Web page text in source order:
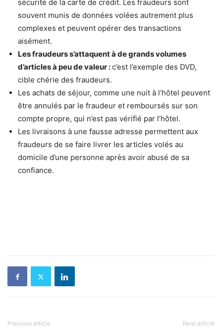
sécurité de la carte de crédit. Les fraudeurs sont
souvent munis de données volées autrement plus
complexes et peuvent opérer des transactions
aisément.
Les fraudeurs s’attaquent à de grands volumes
d’articles à peu de valeur :c’est l’exemple des DVD,
cible chérie des fraudeurs.
Les achats de séjour, comme une nuit à l’hôtel peuvent
être annulés par le fraudeur et remboursés sur son
compte propre, qui n’est pas vérifié par l’hôtel.
Les livraisons à une fausse adresse permettent aux
fraudeurs de se faire livrer les articles volés au
domicile d’une personne après avoir abusé de sa
confiance.
Previous article Next article